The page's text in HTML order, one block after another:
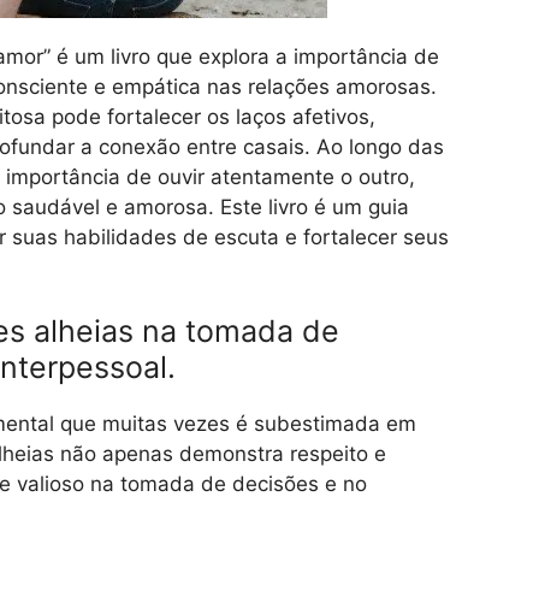
é um livro que explora a importância de
e empática nas relações amorosas.
pode fortalecer os laços afetivos,
a conexão entre casais. Ao longo das
de ouvir atentamente o outro,
e amorosa. Este livro é um guia
suas habilidades de escuta e fortalecer seus
alheias na tomada de
que muitas vezes é subestimada em
não apenas demonstra respeito e
valioso na tomada de decisões e no